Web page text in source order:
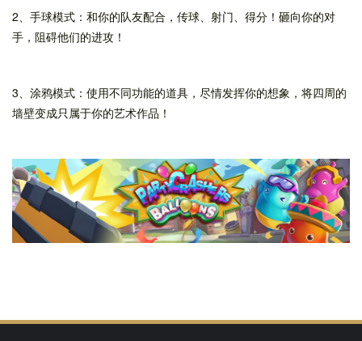
2、手球模式：和你的队友配合，传球、射门、得分！砸向你的对
手，阻碍他们的进攻！
3、涂鸦模式：使用不同功能的道具，尽情发挥你的想象，将四周的
墙壁变成只属于你的艺术作品！